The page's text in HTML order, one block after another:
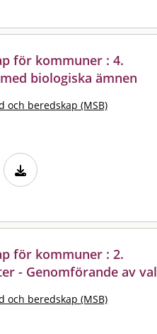
för kommuner : 4.
biologiska ämnen
och beredskap (MSB)
för kommuner : 2.
- Genomförande av val
och beredskap (MSB)